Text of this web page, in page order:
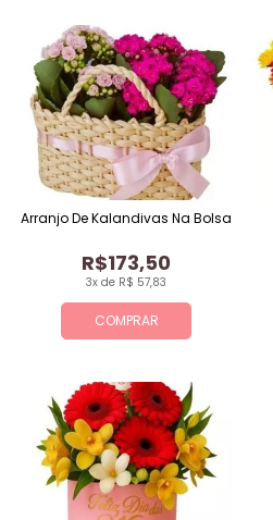
COMPRAR
3x de R$ 57,83
R$173,50
Arranjo De Kalandivas Na Bolsa